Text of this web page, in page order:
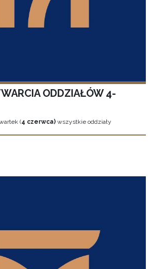
ODDZIAŁÓW 4-
(4 czerwca) wszystkie oddziały